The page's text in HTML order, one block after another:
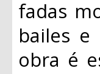
fadas
bailes
obra é